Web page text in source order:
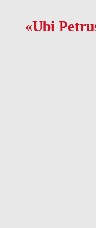
«Ubi